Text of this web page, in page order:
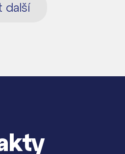
další